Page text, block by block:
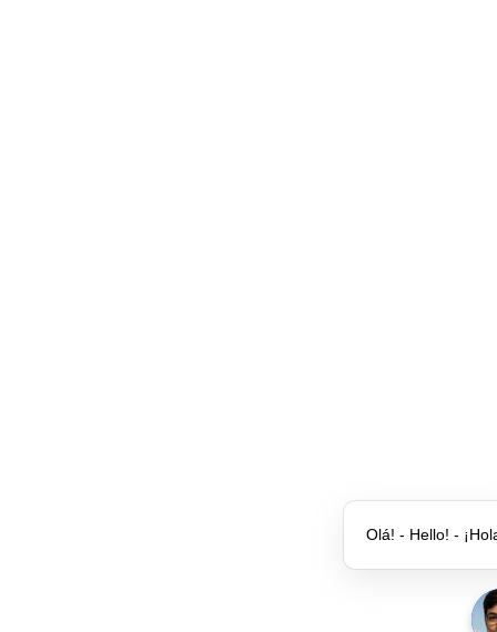
Olá! - Hello! -